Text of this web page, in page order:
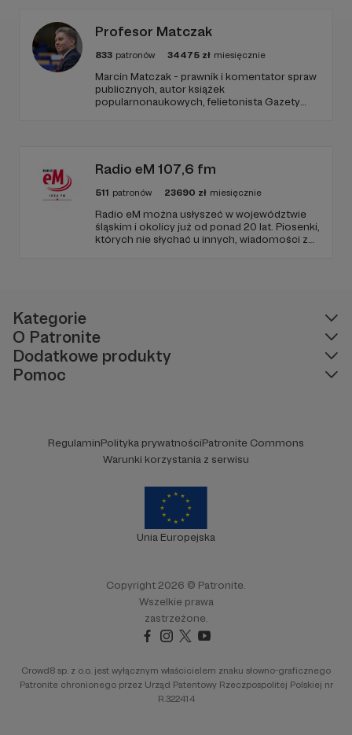
Profesor Matczak
833 patronów 34475 zł miesięcznie
Marcin Matczak - prawnik i komentator spraw
publicznych, autor książek
popularnonaukowych, felietonista Gazety
bańkami informacyjnymi.
Radio eM 107,6 fm
511 patronów 23690 zł miesięcznie
Radio eM można usłyszeć w województwie
śląskim i okolicy już od ponad 20 lat. Piosenki,
których nie słychać u innych, wiadomości z
Kategorie
O Patronite
Dodatkowe produkty
Pomoc
RegulaminPolityka prywatnościPatronite Commons
Warunki korzystania z serwisu
Unia Europejska
Copyright 2026 © Patronite.
Wszelkie prawa
zastrzeżone.
Crowd8 sp. z o.o. jest wyłącznym właścicielem znaku słowno-graficznego
Patronite chronionego przez Urząd Patentowy Rzeczpospolitej Polskiej nr
R.322414